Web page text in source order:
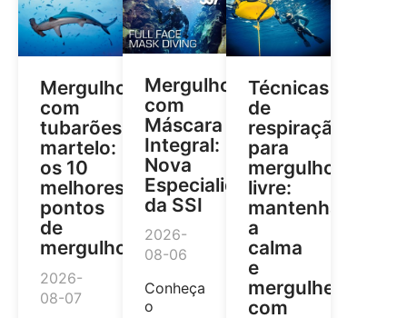
Mergulho
com
tubarões-
martelo:
os 10
melhores
pontos
de
mergulho
2026-
08-07
Mergulho
com
Máscara
Integral:
Nova
Especialidade
da SSI
2026-
08-06
Conheça
o
Técnicas
de
respiração
para
mergulho
livre:
mantenha
a
calma
e
mergulhe
com